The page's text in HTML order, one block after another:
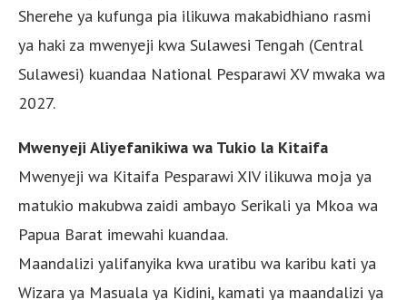
Sherehe ya kufunga pia ilikuwa makabidhiano rasmi
ya haki za mwenyeji kwa Sulawesi Tengah (Central
Sulawesi) kuandaa National Pesparawi XV mwaka wa
2027.
Mwenyeji Aliyefanikiwa wa Tukio la Kitaifa
Mwenyeji wa Kitaifa Pesparawi XIV ilikuwa moja ya
matukio makubwa zaidi ambayo Serikali ya Mkoa wa
Papua Barat imewahi kuandaa.
Maandalizi yalifanyika kwa uratibu wa karibu kati ya
Wizara ya Masuala ya Kidini, kamati ya maandalizi ya